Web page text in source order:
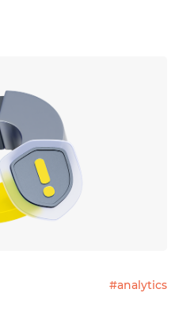
#analytics